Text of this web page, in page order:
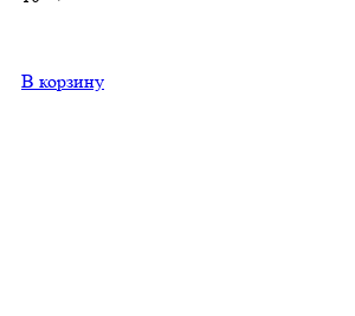
В корзину